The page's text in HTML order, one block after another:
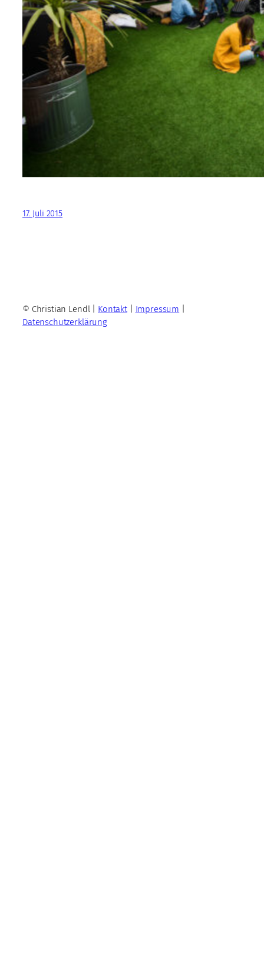
17. Juli 2015
© Christian Lendl | Kontakt| Impressum
Datenschutzerklärung